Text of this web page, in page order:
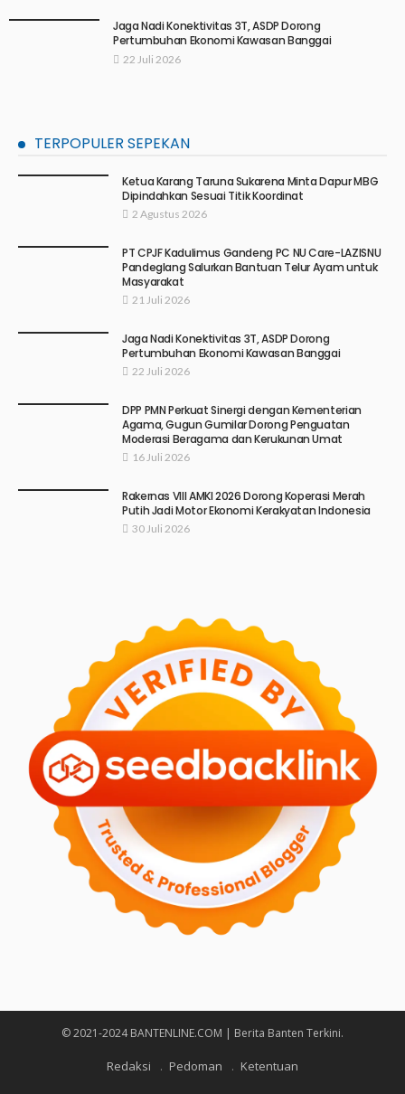
Jaga Nadi Konektivitas 3T, ASDP Dorong
Pertumbuhan Ekonomi Kawasan Banggai
22 Juli 2026
TERPOPULER SEPEKAN
Ketua Karang Taruna Sukarena Minta Dapur MBG
Dipindahkan Sesuai Titik Koordinat
2 Agustus 2026
PT CPJF Kadulimus Gandeng PC NU Care-LAZISNU
Pandeglang Salurkan Bantuan Telur Ayam untuk
Masyarakat
21 Juli 2026
Jaga Nadi Konektivitas 3T, ASDP Dorong
Pertumbuhan Ekonomi Kawasan Banggai
22 Juli 2026
DPP PMN Perkuat Sinergi dengan Kementerian
Agama, Gugun Gumilar Dorong Penguatan
Moderasi Beragama dan Kerukunan Umat
16 Juli 2026
Rakernas VIII AMKI 2026 Dorong Koperasi Merah
Putih Jadi Motor Ekonomi Kerakyatan Indonesia
30 Juli 2026
© 2021-2024 BANTENLINE.COM | Berita Banten Terkini.
Redaksi Pedoman Ketentuan